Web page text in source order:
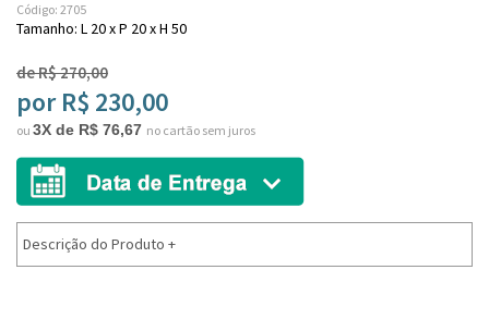
Código: 2705
Tamanho: L 20 x P 20 x H 50
de R$ 270,00
por R$ 230,00
ou 3X de R$ 76,67 no cartão sem juros
Descrição do Produto +